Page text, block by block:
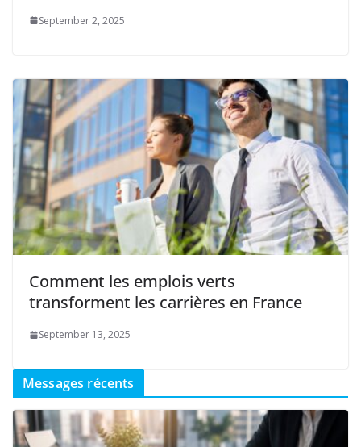
September 2, 2025
Comment les emplois verts
transforment les carrières en France
September 13, 2025
Messages récents